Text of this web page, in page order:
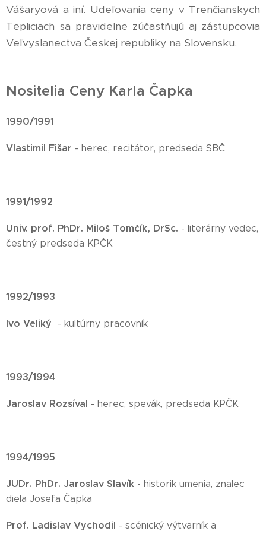
Vášaryová a iní. Udeľovania ceny v Trenčianskych
Tepliciach sa pravidelne zúčastňujú aj zástupcovia
Veľvyslanectva Českej republiky na Slovensku.
Nositelia Ceny Karla Čapka
1990/1991
Vlastimil Fišar - herec, recitátor, predseda SBČ
1991/1992
Univ. prof. PhDr. Miloš Tomčík, DrSc. - literárny vedec,
čestný predseda KPČK
1992/1993
Ivo Veliký - kultúrny pracovník
1993/1994
Jaroslav Rozsíval - herec, spevák, predseda KPČK
1994/1995
JUDr. PhDr. Jaroslav Slavík - historik umenia, znalec
diela Josefa Čapka
Prof. Ladislav Vychodil - scénický výtvarník a